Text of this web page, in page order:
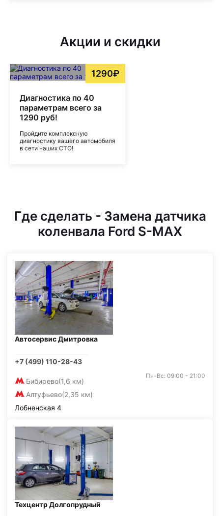
Акции и скидки
1290₽
Диагностика по 40
параметрам всего за
1290 руб!
Пройдите комплексную
диагностику вашего автомобиля
в сети наших СТО!
Где сделать - Замена датчика
коленвала Ford S-MAX
Автосервис Дмитровка
+7 (499) 110-28-43
Бибирево(1,6 км)
Алтуфьево(2,35 км)
Пн-Вс: 09:00 - 21:00
Лобненская 4
Техцентр Долгопрудный